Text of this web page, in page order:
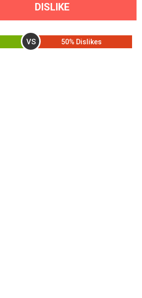
DISLIKE
VS 50% Dislikes